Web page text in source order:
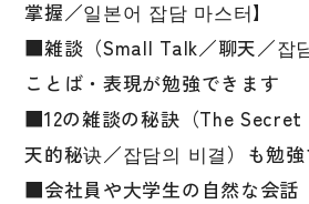
英語辞典
韓国語辞典
スペイン語辞典
中国語辞典
ドイツ語辞典
掌握／일본어 잡담 마스터】
■雑談（Small Talk／聊天／잡
ことば・表現が勉強できます
■12の雑談の秘訣（The
天的秘诀／잡담의 비결）も勉
■会社員や大学生の自然な会話